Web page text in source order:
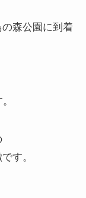
森公園に到着
す。